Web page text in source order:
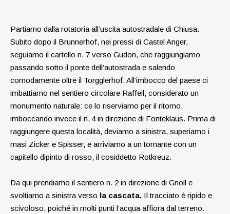
Partiamo dalla rotatoria all’uscita autostradale di Chiusa.
Subito dopo il Brunnerhof, nei pressi di Castel Anger,
seguiamo il cartello n. 7 verso Gudon, che raggiungiamo
passando sotto il ponte dell’autostrada e salendo
comodamente oltre il Torgglerhof. All’imbocco del paese ci
imbattiamo nel sentiero circolare Raffeil, considerato un
monumento naturale: ce lo riserviamo per il ritorno,
imboccando invece il n. 4 in direzione di Fonteklaus. Prima di
raggiungere questa località, deviamo a sinistra, superiamo i
masi Zicker e Spisser, e arriviamo a un tornante con un
capitello dipinto di rosso, il cosiddetto Rotkreuz.
Da qui prendiamo il sentiero n. 2 in direzione di Gnoll e
svoltiamo a sinistra verso la cascata. Il tracciato è ripido e
scivoloso, poiché in molti punti l’acqua affiora dal terreno.